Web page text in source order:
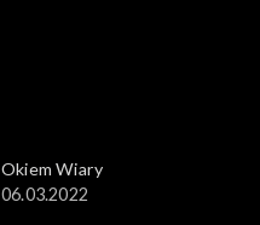
Okiem Wiary
06.03.2022